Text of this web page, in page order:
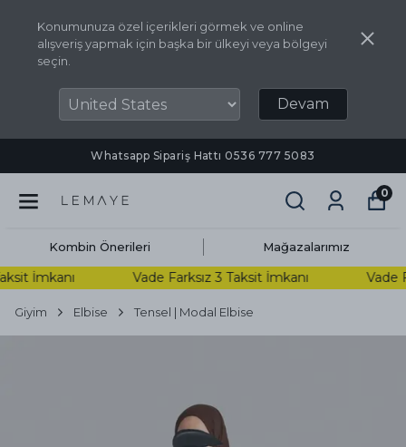
Konumunuza özel içerikleri görmek ve online
alışveriş yapmak için başka bir ülkeyi veya bölgeyi
seçin.
Devam
Whatsapp Sipariş Hattı ‪0536 777 5083‬
0
Kombin Önerileri Mağazalarımız
İmkanı Vade Farksız 3 Taksit İmkanı Vade
Giyim Elbise Tensel | Modal Elbise